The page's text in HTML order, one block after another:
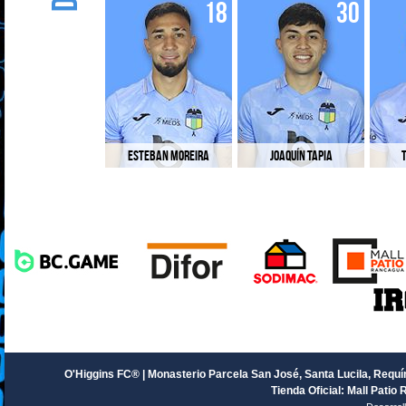
18
Esteban Moreira
30
Joaquín Tapia
O'Higgins FC® | Monasterio Parcela San José, Santa Lucila,
Tienda Oficial: Mall Patio